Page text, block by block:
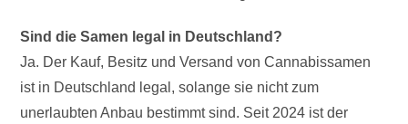
Sind die Samen legal in Deutschland?
Ja. Der Kauf, Besitz und Versand von Cannabissamen
ist in Deutschland legal, solange sie nicht zum
unerlaubten Anbau bestimmt sind. Seit 2024 ist der